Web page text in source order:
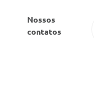
Nossos
contatos